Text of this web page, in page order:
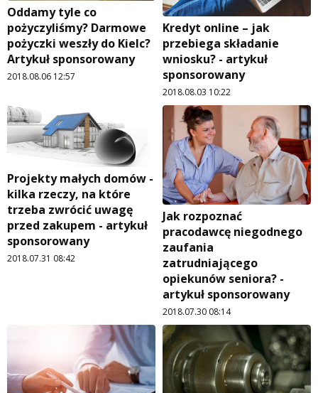
Oddamy tyle co
pożyczyliśmy? Darmowe
pożyczki weszły do Kielc?
Artykuł sponsorowany
2018.08.06 12:57
Kredyt online – jak
przebiega składanie
wniosku? - artykuł
sponsorowany
2018.08.03 10:22
Projekty małych domów -
kilka rzeczy, na które
trzeba zwrócić uwagę
przed zakupem - artykuł
sponsorowany
2018.07.31 08:42
Jak rozpoznać
pracodawcę niegodnego
zaufania
zatrudniającego
opiekunów seniora? -
artykuł sponsorowany
2018.07.30 08:14